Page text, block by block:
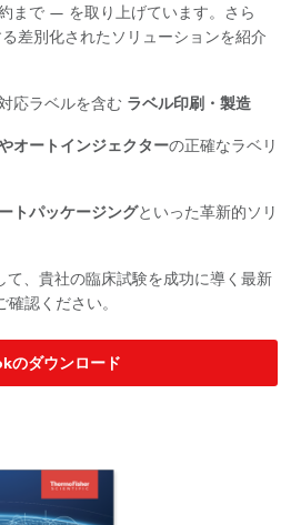
まで ― を取り上げています。さら
差別化されたソリューションを紹介
応ラベルを含む ラベル印刷・製造
オートインジェクターの正確なラベリ
トパッケージングといった革新的ソリ
、貴社の臨床試験を成功に導く最新
認ください。
のダウンロード